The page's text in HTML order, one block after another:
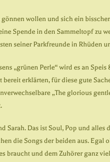
wollen und sich ein
Spende in den Sammeltopf zu
seiner Parkfreunde in Rhüden
„grünen Perle“ wird es an
erklärten, für diese gute
„The glorious
Sarah. Das ist Soul, Pop und
die Songs der beiden aus. Egal
braucht und dem Zuhörer ganz